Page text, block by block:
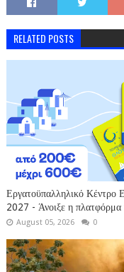
RELATED POSTS
Εργατοϋπαλληλικό Κέντρο
2027 - Άνοιξε η πλατφόρμα
August 05, 2026 0